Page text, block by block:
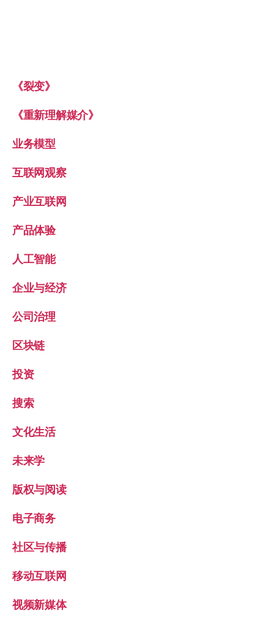
《裂变》
《重新理解媒介》
业务模型
互联网观察
产业互联网
产品体验
人工智能
企业与经济
公司治理
区块链
投资
搜索
文化生活
未来学
版权与阅读
电子商务
社区与传播
移动互联网
视频新媒体